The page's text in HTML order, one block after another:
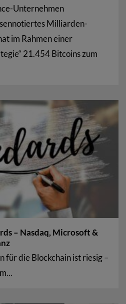
Unternehmen
Milliarden-
im Rahmen einer
21.454 Bitcoins zum
– Nasdaq, Microsoft &
für die Blockchain ist riesig –